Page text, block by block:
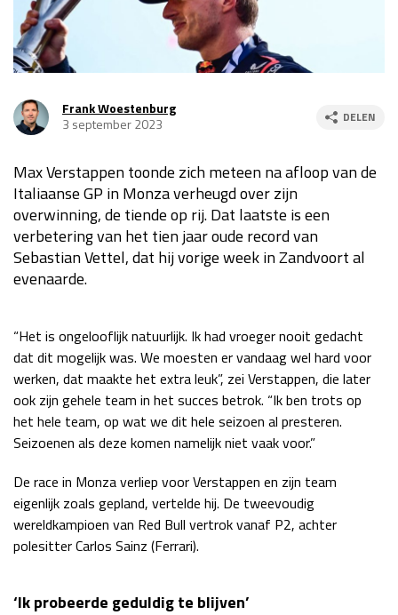
Race
Kwalificatie
za 23:00 - 00:00
Race
zo 21:00 - 23:00
Kwalificatie
za 22:00 - 23:00
Race
zo 21:00 - 23:00
Kwalificatie
za 19:00 - 20:00
Race
zo 18:00 - 20:00
LAS VEGAS GRAND PRIX 2026 20 - 22 nov
Race
zo 05:00 - 07:00
GP QATAR 2026
GP ABU DHABI 2026 04 - 06 dec
Kwalificatie
za 15:00 - 16:00
Race
Frank Woestenburg
3 september 2023
DELEN
Max Verstappen toonde zich meteen na afloop van de
Italiaanse GP in Monza verheugd over zijn
overwinning, de tiende op rij. Dat laatste is een
verbetering van het tien jaar oude record van
Sebastian Vettel, dat hij vorige week in Zandvoort al
evenaarde.
“Het is ongelooflijk natuurlijk. Ik had vroeger nooit gedacht
dat dit mogelijk was. We moesten er vandaag wel hard voor
werken, dat maakte het extra leuk”, zei Verstappen, die later
ook zijn gehele team in het succes betrok. “Ik ben trots op
het hele team, op wat we dit hele seizoen al presteren.
Seizoenen als deze komen namelijk niet vaak voor.”
De race in Monza verliep voor Verstappen en zijn team
eigenlijk zoals gepland, vertelde hij. De tweevoudig
wereldkampioen van Red Bull vertrok vanaf P2, achter
polesitter Carlos Sainz (Ferrari).
‘Ik probeerde geduldig te blijven’